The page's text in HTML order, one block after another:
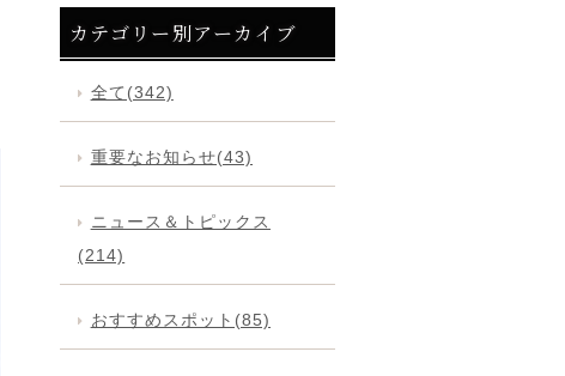
カテゴリー別アーカイブ
全て(342)
重要なお知らせ(43)
ニュース＆トピックス
(214)
おすすめスポット(85)